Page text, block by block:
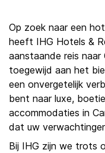
Op zoek naar een
heeft IHG Hotels &
aanstaande reis naar
toegewijd aan het
een onvergetelijk
bent naar luxe,
accommodaties in
dat uw
Bij IHG zijn we trots